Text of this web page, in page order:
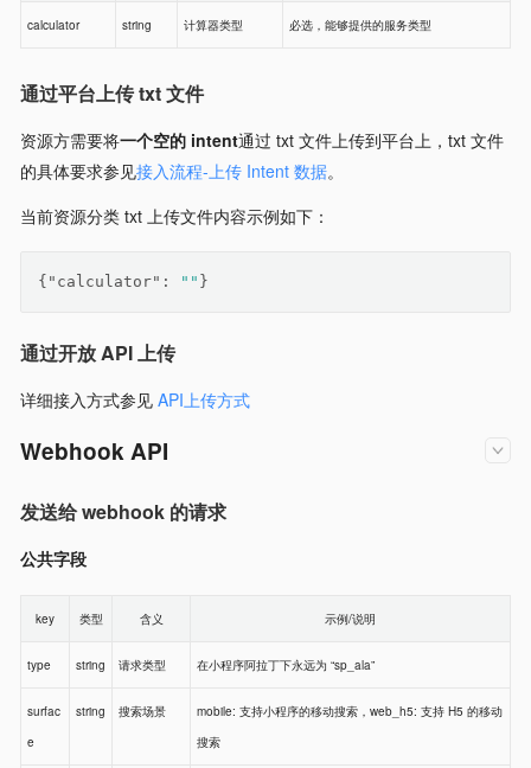
calculator string 计算器类型 必选，能够提供的服务类型
通过平台上传 txt 文件
资源方需要将一个空的 intent通过 txt 文件上传到平台上，txt 文件
的具体要求参见接入流程-上传 Intent 数据。
当前资源分类 txt 上传文件内容示例如下：
{ "calculator" : "" }
通过开放 API 上传
详细接入方式参见 API上传方式
Webhook API
发送给 webhook 的请求
公共字段
key 类型 含义 示例/说明
type string 请求类型 在小程序阿拉丁下永远为 “sp_ala”
surfac
e
string 搜索场景
mobile: 支持小程序的移动搜索，web_h5: 支持 H5 的移动
搜索